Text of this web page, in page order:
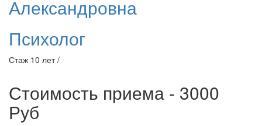
Александровна
Психолог
Стаж 10 лет /
Стоимость приема - 3000
Руб